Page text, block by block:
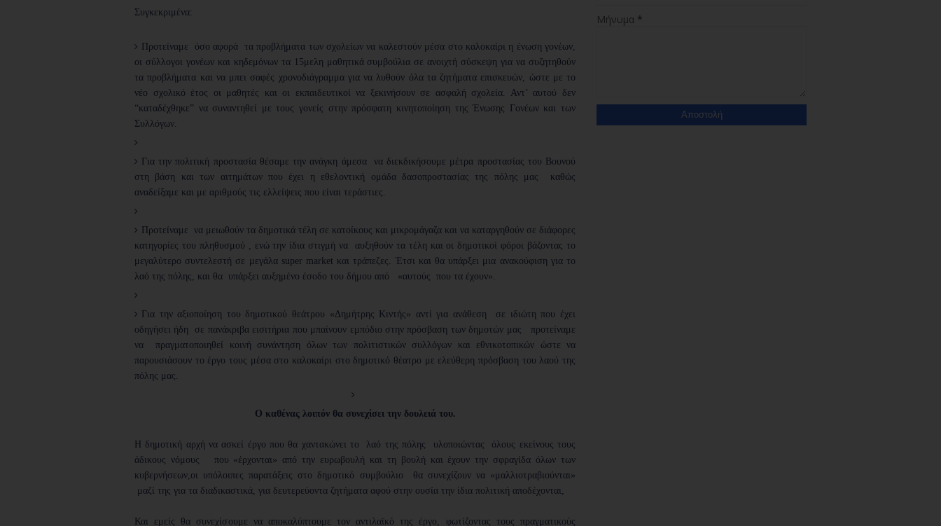
Συγκεκριμένα:
Προτείναμε όσο αφορά τα προβλήματα των σχολείων να καλεστούν μέσα στο καλοκαίρι η ένωση γονέων,
οι σύλλογοι γονέων και κηδεμόνων τα 15μελη μαθητικά συμβούλια σε ανοιχτή σύσκεψη για να συζητηθούν
τα προβλήματα και να μπει σαφές χρονοδιάγραμμα για να λυθούν όλα τα ζητήματα επισκευών, ώστε με το
νέο σχολικό έτος οι μαθητές και οι εκπαιδευτικοί να ξεκινήσουν σε ασφαλή σχολεία. Αντ’ αυτού δεν
“καταδέχθηκε” να συναντηθεί με τους γονείς στην πρόσφατη κινητοποίηση της Ένωσης Γονέων και των
Συλλόγων.
Για την πολιτική προστασία θέσαμε την ανάγκη άμεσα να διεκδικήσουμε μέτρα προστασίας του Βουνού
στη βάση και των αιτημάτων που έχει η εθελοντική ομάδα δασοπροστασίας της πόλης μας καθώς
αναδείξαμε και με αριθμούς τις ελλείψεις που είναι τεράστιες.
Προτείναμε να μειωθούν τα δημοτικά τέλη σε κατοίκους και μικρομάγαζα και να καταργηθούν σε διάφορες
κατηγορίες του πληθυσμού , ενώ την ίδια στιγμή να αυξηθούν τα τέλη και οι δημοτικοί φόροι βάζοντας το
μεγαλύτερο συντελεστή σε μεγάλα super market και τράπεζες. Έτσι και θα υπάρξει μια ανακούφιση για το
λαό της πόλης, και θα υπάρξει αυξημένο έσοδο του δήμου από «αυτούς που τα έχουν».
Για την αξιοποίηση του δημοτικού θεάτρου «Δημήτρης Κιντής» αντί για ανάθεση σε ιδιώτη που έχει
οδηγήσει ήδη σε πανάκριβα εισιτήρια που μπαίνουν εμπόδιο στην πρόσβαση των δημοτών μας προτείναμε
να πραγματοποιηθεί κοινή συνάντηση όλων των πολιτιστικών συλλόγων και εθνικοτοπικών ώστε να
παρουσιάσουν το έργο τους μέσα στο καλοκαίρι στο δημοτικό θέατρο με ελεύθερη πρόσβαση του λαού της
πόλης μας.
Ο καθένας λοιπόν θα συνεχίσει την δουλειά του.
Η δημοτική αρχή να ασκεί έργο που θα χαντακώνει το λαό της πόλης υλοποιώντας όλους εκείνους τους
άδικους νόμους που «έρχονται» από την ευρωβουλή και τη βουλή και έχουν την σφραγίδα όλων των
κυβερνήσεων, οι υπόλοιπες παρατάξεις στο δημοτικό συμβούλιο θα συνεχίζουν να «μαλλιοτραβιούνται»
μαζί της για τα διαδικαστικά, για δευτερεύοντα ζητήματα αφού στην ουσία την ίδια πολιτική αποδέχονται,
Και εμείς θα συνεχίσουμε να αποκαλύπτουμε τον αντιλαϊκό της έργο, φωτίζοντας τους πραγματικούς
Μήνυμα *